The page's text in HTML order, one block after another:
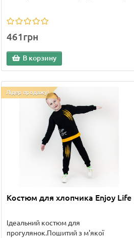
461грн
В корзину
Лідер продажу!
Костюм для хлопчика Enjoy Life
Ідеальний костюм для
прогулянок.Пошитий з м'якої